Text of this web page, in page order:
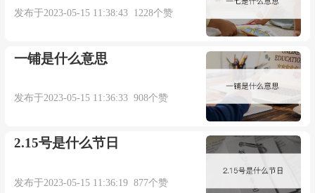
发布于2023-05-15 11:38:43 1228个赞
一铺是什么意思
发布于2023-05-15 11:36:33 908个赞
2.15号是什么节日
发布于2023-05-15 11:36:19 877个赞